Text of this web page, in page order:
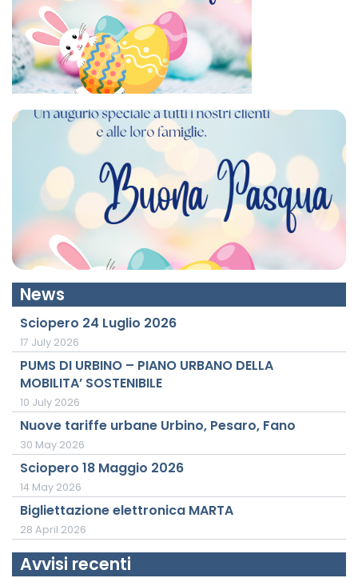
News
Sciopero 24 Luglio 2026
17 July 2026
PUMS DI URBINO – PIANO URBANO DELLA
MOBILITA’ SOSTENIBILE
10 July 2026
Nuove tariffe urbane Urbino, Pesaro, Fano
30 May 2026
Sciopero 18 Maggio 2026
14 May 2026
Bigliettazione elettronica MARTA
28 April 2026
Avvisi recenti